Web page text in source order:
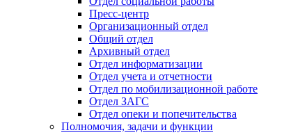
Пресс-центр
Организационный отдел
Общий отдел
Архивный отдел
Отдел информатизации
Отдел учета и отчетности
Отдел по мобилизационной работе
Отдел ЗАГС
Отдел опеки и попечительства
Полномочия, задачи и функции